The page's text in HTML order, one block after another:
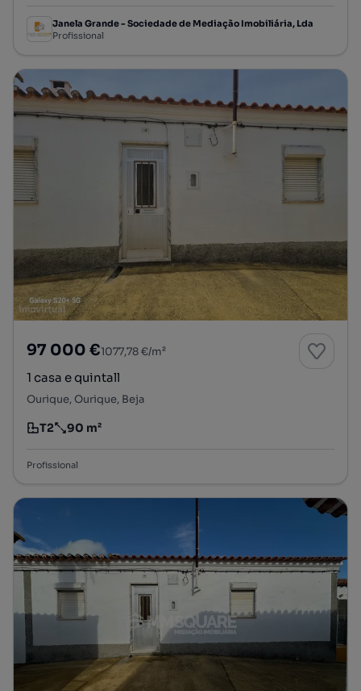
Janela Grande - Sociedade de Mediação Imobiliária, Lda
Profissional
97 000 €1077,78 €/m²
1 casa e quintall
Ourique, Ourique, Beja
Tipologia
T2
Preço por metro quadrado
90 m²
Profissional